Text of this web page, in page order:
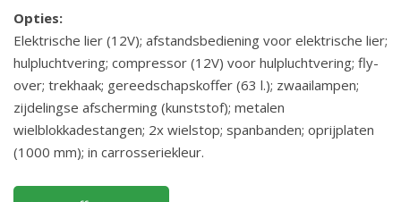
Opties:
Elektrische lier (12V); afstandsbediening voor elektrische lier;
hulpluchtvering; compressor (12V) voor hulpluchtvering; fly-
over; trekhaak; gereedschapskoffer (63 l.); zwaailampen;
zijdelingse afscherming (kunststof); metalen
wielblokkadestangen; 2x wielstop; spanbanden; oprijplaten
(1000 mm); in carrosseriekleur.